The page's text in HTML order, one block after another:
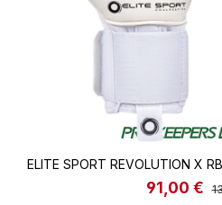
ELITE SPORT REVOLUTION X
91,00 €